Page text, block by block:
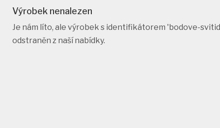
Výrobek nenalezen
Je nám líto, ale výrobek s identifikátorem 'bodove-
odstraněn z naší nabídky.